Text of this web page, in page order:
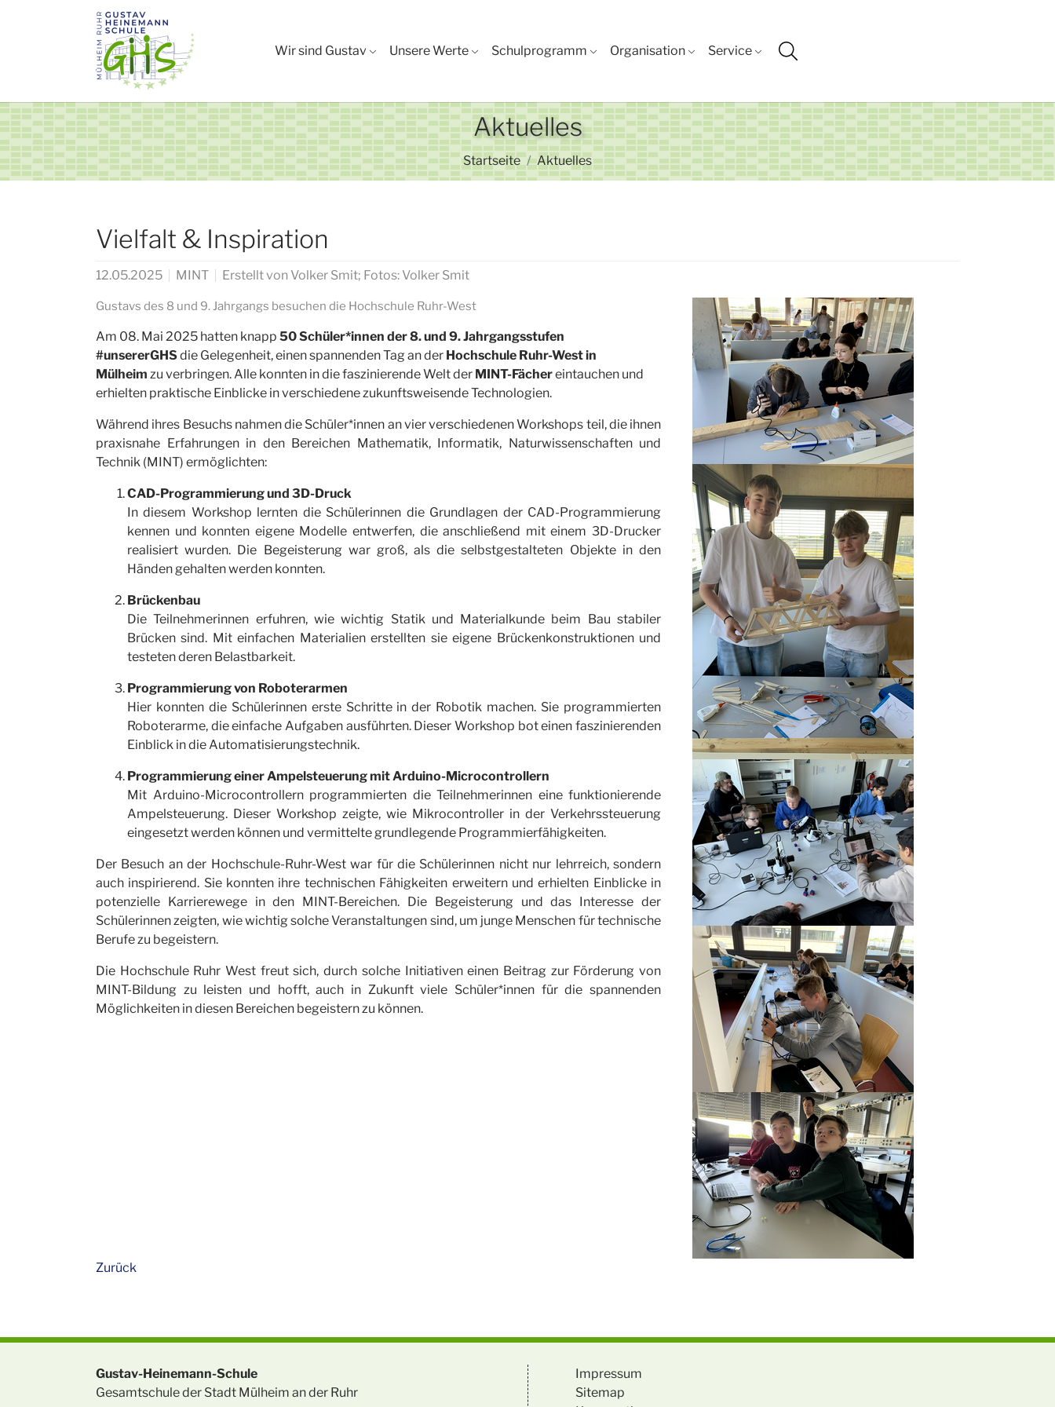
Zum Hauptinhalt springen
Wir sind Gustav Unsere Werte Schulprogramm Organisation Service
Aktuelles
Sie sind hier:
Startseite Aktuelles
Vielfalt & Inspiration
12.05.2025 MINT Erstellt von Volker Smit; Fotos: Volker Smit
Gustavs des 8 und 9. Jahrgangs besuchen die Hochschule Ruhr-West
Am 08. Mai 2025 hatten knapp 50 Schüler*innen der 8. und 9. Jahrgangsstufen
#unsererGHSdie Gelegenheit, einen spannenden Tag an der Hochschule Ruhr-West in
Mülheim zu verbringen. Alle konnten in die faszinierende Welt der MINT-Fächereintauchen und
erhielten praktische Einblicke in verschiedene zukunftsweisende Technologien.
Während ihres Besuchs nahmen die Schüler*innen an vier verschiedenen Workshops teil, die ihnen
praxisnahe Erfahrungen in den Bereichen Mathematik, Informatik, Naturwissenschaften und
Technik (MINT) ermöglichten:
CAD-Programmierung und 3D-Druck
In diesem Workshop lernten die Schülerinnen die Grundlagen der CAD-Programmierung
kennen und konnten eigene Modelle entwerfen, die anschließend mit einem 3D-Drucker
realisiert wurden. Die Begeisterung war groß, als die selbstgestalteten Objekte in den
Händen gehalten werden konnten.
Brückenbau
Die Teilnehmerinnen erfuhren, wie wichtig Statik und Materialkunde beim Bau stabiler
Brücken sind. Mit einfachen Materialien erstellten sie eigene Brückenkonstruktionen und
testeten deren Belastbarkeit.
Programmierung von Roboterarmen
Hier konnten die Schülerinnen erste Schritte in der Robotik machen. Sie programmierten
Roboterarme, die einfache Aufgaben ausführten. Dieser Workshop bot einen faszinierenden
Einblick in die Automatisierungstechnik.
Programmierung einer Ampelsteuerung mit Arduino-Microcontrollern
Mit Arduino-Microcontrollern programmierten die Teilnehmerinnen eine funktionierende
Ampelsteuerung. Dieser Workshop zeigte, wie Mikrocontroller in der Verkehrssteuerung
eingesetzt werden können und vermittelte grundlegende Programmierfähigkeiten.
Der Besuch an der Hochschule-Ruhr-West war für die Schülerinnen nicht nur lehrreich, sondern
auch inspirierend. Sie konnten ihre technischen Fähigkeiten erweitern und erhielten Einblicke in
potenzielle Karrierewege in den MINT-Bereichen. Die Begeisterung und das Interesse der
Schülerinnen zeigten, wie wichtig solche Veranstaltungen sind, um junge Menschen für technische
Berufe zu begeistern.
Die Hochschule Ruhr West freut sich, durch solche Initiativen einen Beitrag zur Förderung von
MINT-Bildung zu leisten und hofft, auch in Zukunft viele Schüler*innen für die spannenden
Möglichkeiten in diesen Bereichen begeistern zu können.
Zurück
Gustav-Heinemann-Schule
Gesamtschule der Stadt Mülheim an der Ruhr
Impressum
Sitemap